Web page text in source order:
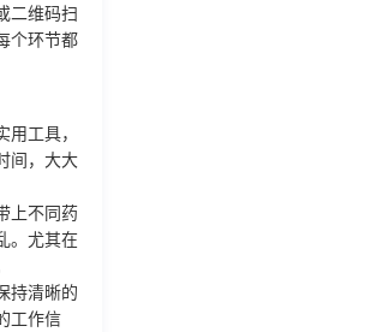
二维码扫
个环节都
工具，
间，大大
上不同药
。尤其在
持清晰的
工作信